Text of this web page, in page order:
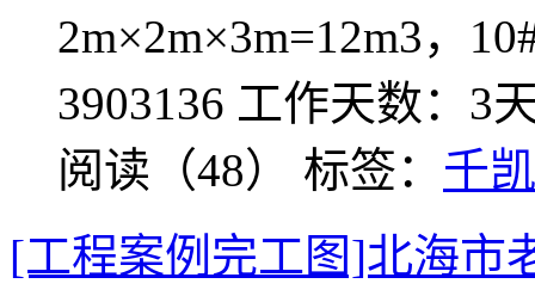
2m×2m×3m=12m3，
3903136 工作天数：3
阅读（48） 标签： 千
[工程案例完工图]北海市